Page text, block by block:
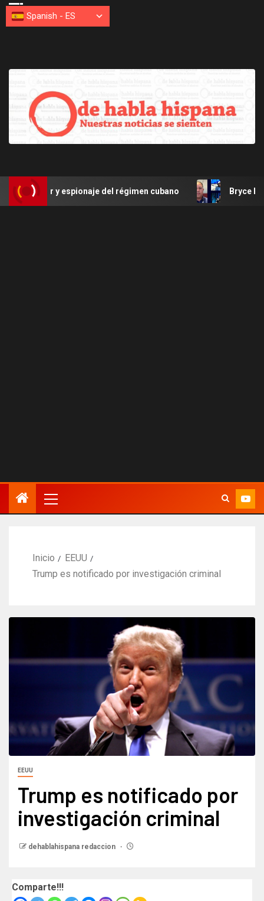
espionaje del régimen cubano Bryce Harper de Filis
Inicio
EEUU
Trump es notificado por investigación criminal
EEUU
Trump es notificado por
investigación criminal
dehablahispana redaccion
Comparte!!!
Spanish - ES